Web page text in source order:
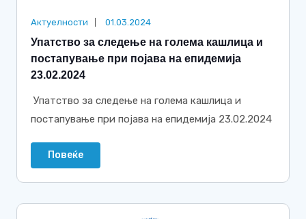
Актуелности 01.03.2024
Упатство за следење на голема кашлица и
постапување при појава на епидемија
23.02.2024
Упатство за следење на голема кашлица и
постапување при појава на епидемија 23.02.2024
Повеќе